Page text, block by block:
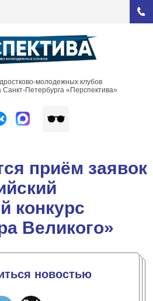
молодежных клубов
Петербурга «Перспектива»
приём заявок
конкурс
Великого»
новостью